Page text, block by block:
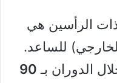
الرأسين هي
للساعد.
الدوران بـ 90